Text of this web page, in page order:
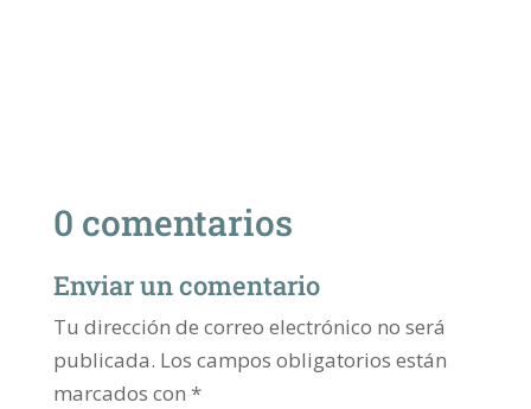
0 comentarios
Enviar un comentario
Tu dirección de correo electrónico no será
publicada. Los campos obligatorios están
marcados con *